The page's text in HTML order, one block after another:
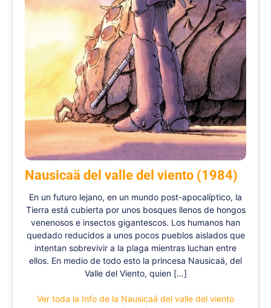
Nausicaä del valle del viento (1984)
En un futuro lejano, en un mundo post-apocalíptico, la
Tierra está cubierta por unos bosques llenos de hongos
venenosos e insectos gigantescos. Los humanos han
quedado reducidos a unos pocos pueblos aislados que
intentan sobrevivir a la plaga mientras luchan entre
ellos. En medio de todo esto la princesa Nausicaä, del
Valle del Viento, quien […]
Ver toda la Info de la Nausicaä del valle del viento